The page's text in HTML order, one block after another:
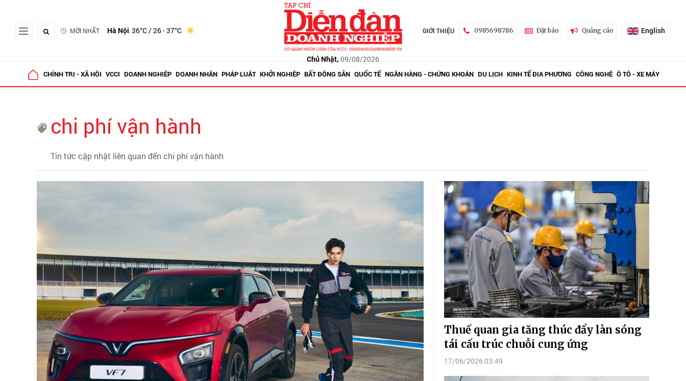
MỚI NHẤT Hà Nội 36°C/ 26 - 37°C
Chủ Nhật, 09/08/2026
GIỚI THIỆU 0985698786 Đặt báo Quảng cáo English
CHÍNH TRỊ - XÃ HỘI VCCI DOANH NGHIỆP DOANH NHÂN PHÁP LUẬT KHỞI NGHIỆP BẤT ĐỘNG SẢN QUỐC TẾ NGÂN HÀNG - CHỨNG KHOÁN DU LỊCH KINH TẾ ĐỊA PHƯƠNG CÔNG NGHỆ Ô TÔ - XE MÁY
chi phí vận hành
Tin tức cập nhật liên quan đến chi phí vận hành
Thuế quan gia tăng thúc đẩy làn sóng
tái cấu trúc chuỗi cung ứng
17/06/2026 03:49